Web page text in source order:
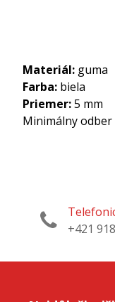
Materiál: guma
Farba: biela
Priemer:5 mm
Minimálny odber
+421